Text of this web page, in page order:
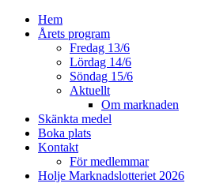
Hem
Årets program
Fredag 13/6
Lördag 14/6
Söndag 15/6
Aktuellt
Om marknaden
Skänkta medel
Boka plats
Kontakt
För medlemmar
Holje Marknadslotteriet 2026